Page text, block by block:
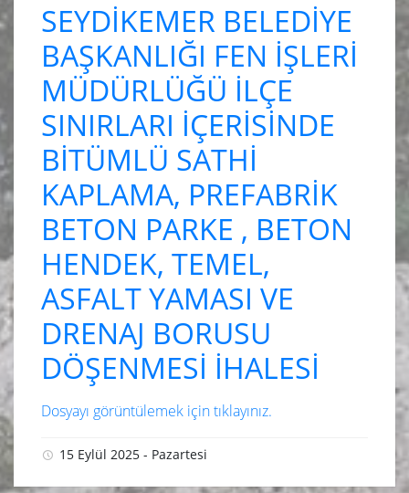
SEYDİKEMER BELEDİYE
BAŞKANLIĞI FEN İŞLERİ
MÜDÜRLÜĞÜ İLÇE
SINIRLARI İÇERİSİNDE
BİTÜMLÜ SATHİ
KAPLAMA, PREFABRİK
BETON PARKE , BETON
HENDEK, TEMEL,
ASFALT YAMASI VE
DRENAJ BORUSU
DÖŞENMESİ İHALESİ
Dosyayı görüntülemek için tıklayınız.
15 Eylül 2025 - Pazartesi